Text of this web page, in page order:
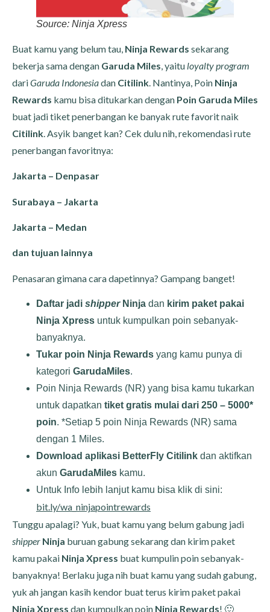
Source: Ninja Xpress
Buat kamu yang belum tau, Ninja Rewards sekarang
bekerja sama dengan Garuda Miles, yaitu loyalty program
dariGaruda Indonesiadan Citilink. Nantinya, Poin Ninja
Rewards kamu bisa ditukarkan dengan Poin Garuda Miles
buat jadi tiket penerbangan ke banyak rute favorit naik
Citilink. Asyik banget kan? Cek dulu nih, rekomendasi rute
penerbangan favoritnya:
Jakarta – Denpasar
Surabaya – Jakarta
Jakarta – Medan
dan tujuan lainnya
Penasaran gimana cara dapetinnya? Gampang banget!
Daftar jadi shipper Ninja dan kirim paket pakai
Ninja Xpress untuk kumpulkan poin sebanyak-
banyaknya.
Tukar poin Ninja Rewards yang kamu punya di
kategori GarudaMiles.
Poin Ninja Rewards (NR) yang bisa kamu tukarkan
untuk dapatkan tiket gratis mulai dari 250 – 5000*
poin. *Setiap 5 poin Ninja Rewards (NR) sama
dengan 1 Miles.
Download aplikasi BetterFly Citilink dan aktifkan
akun GarudaMiles kamu.
Untuk Info lebih lanjut kamu bisa klik di sini:
bit.ly/wa_ninjapointrewards
Tunggu apalagi? Yuk, buat kamu yang belum gabung jadi
shipper Ninja buruan gabung sekarang dan kirim paket
kamu pakai Ninja Xpress buat kumpulin poin sebanyak-
banyaknya! Berlaku juga nih buat kamu yang sudah gabung,
yuk ah jangan kasih kendor buat terus kirim paket pakai
Ninja Xpress dan kumpulkan poin Ninja Rewards! 🙂